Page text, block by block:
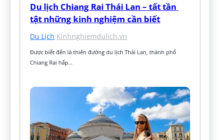
Du lịch Chiang Rai Thái Lan – tất tần
tật những kinh nghiệm cần biết
Du Lịch·Kinhnghiemdulich.vn
Được biết đến là thiên đường du lịch Thái Lan, thành phố
Chiang Rai hấp…